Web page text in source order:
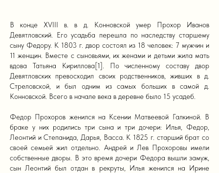
В конце XVIII в. в д. Конновской умер Прохор Иванов
Девятловский. Его усадьба перешла по наследству старшему
сыну Федору. К 1803 г. двор состоял из 18 человек: 7 мужчин и
11 женщин. Вместе с сыновьями, их женами и детьми жила мать
вдова Татьяна Кириллова[1]. По численному составу двор
Девятловских превосходил своих родственников, живших в д.
Стреловской, и был одним из самых больших в самой д.
Конновской. Всего в начале века в деревне было 15 усадеб.
Федор Прохоров женился на Ксении Матвеевой Галкиной. В
браке у них родились три сына и три дочери: Илья, Федор,
Леонтий и Степанида, Дарья, Васса. К 1825 г. старший брат со
своей семьей жил отдельно. Андрей и Лев Прохоровы имели
собственные дворы. В это время дочери Федора вышли замуж,
сын Леонтий был отдан в рекруты, Илья женился на Ирине